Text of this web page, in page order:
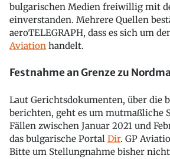
bulgarischen Medien freiwillig mit
einverstanden. Mehrere Quellen
aeroTELEGRAPH, dass es sich um
Aviation handelt.
Festnahme an Grenze zu
Laut Gerichtsdokumenten, über die
berichten, geht es um mutmaßliche
Fällen zwischen Januar 2021 und
das bulgarische Portal Dir. GP
Bitte um Stellungnahme bisher